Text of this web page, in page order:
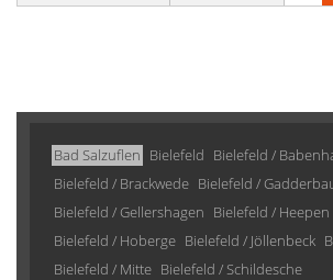
Bad Salzuflen Bielefeld Bielefeld /
Bielefeld / Brackwede Bielefeld /
Bielefeld / Gellershagen Bielefeld / Heepen
Bielefeld / Hoberge Bielefeld / Jöllenbeck
Bielefeld / Mitte Bielefeld / Schildesche